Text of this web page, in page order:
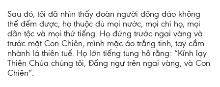
Sau đó, tôi đã nhìn thấy đoàn người đông đảo không
thể đếm được, họ thuộc đủ mọi nước, mọi chi họ, mọi
dân tộc và mọi thứ tiếng. Họ đứng trước ngai vàng và
trước mặt Con Chiên, mình mặc áo trắng tinh, tay cầm
nhành lá thiên tuế. Họ lớn tiếng tung hô rằng: “Kính lạy
Thiên Chúa chúng tôi, Ðấng ngự trên ngai vàng, và Con
Chiên”.